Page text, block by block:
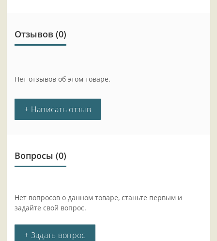
Отзывов (0)
Нет отзывов об этом товаре.
+ Написать отзыв
Вопросы (0)
Нет вопросов о данном товаре, станьте первым и
задайте свой вопрос.
+ Задать вопрос